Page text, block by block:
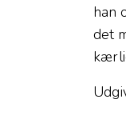
han
det